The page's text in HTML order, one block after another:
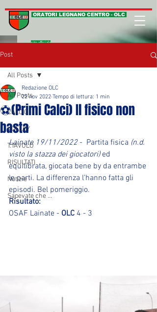
ORATORI LEGNANO CENTRO - OLC
sito ufficiale
Post
All Posts
CALCIO
VOLLEY
T.TAVOLO
RISULTATI
Notizie
Sapevate che ...
All Posts
⚽(Primi Calci) Il fisico non
basta
Redazione OLC
22 nov 2022 Tempo di lettura: 1 min
Lainate 19/11/2022 -  Partita fisica (n.d.
visto la stazza dei giocatori) ed
equilibrata, giocata bene by da entrambe
le parti. La differenza l'hanno fatta gli
episodi. Bel pomeriggio.
Risultato:
OSAF Lainate - OLC 4 - 3